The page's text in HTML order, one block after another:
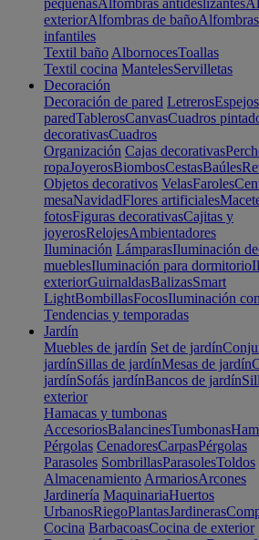
pequeñasAlfombras antideslizantes
exteriorAlfombras de baño
infantiles
Textil baño AlbornocesToallas
Textil cocina MantelesServilletas
Decoración
Decoración de pared LetrerosEspejos
paredTablerosCanvasCuadros
decorativasCuadros
Organización Cajas decorativas
ropaJoyerosBiombosCestasBaúles
Objetos decorativos VelasFaroles
mesaNavidadFlores artificiales
fotosFiguras decorativasCajitas y
joyerosRelojesAmbientadores
Iluminación LámparasIluminación
mueblesIluminación para dormitorio
exteriorGuirnaldasBalizasSmart
LightBombillasFocosIluminación
Tendencias y temporadas
Jardín
Muebles de jardín Set de jardín
jardínSillas de jardínMesas de jardín
jardínSofás jardínBancos de jardín
exterior
Hamacas y tumbonas
AccesoriosBalancinesTumbonas
Pérgolas CenadoresCarpasPérgolas
Parasoles SombrillasParasolesToldos
Almacenamiento ArmariosArcones
Jardinería MaquinariaHuertos
UrbanosRiegoPlantasJardineras
Cocina BarbacoasCocina de exterior